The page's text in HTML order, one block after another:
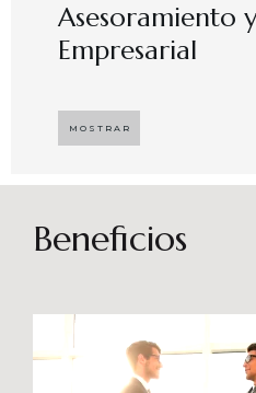
Asesoramiento
Empresarial
desarrollar el
capital humano en
sostenibles en el tiempo.
especializado en
potencien su crecimiento
esperados combinando
prácticas y diversas
MOSTRAR
Beneficios